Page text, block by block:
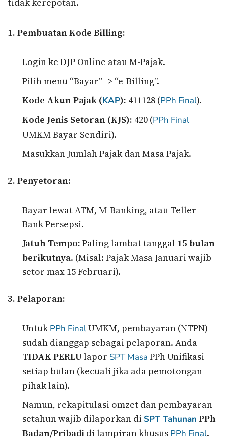
1. Pembuatan Kode Billing:
Login ke DJP Online atau M-Pajak.
Pilih menu “Bayar” -> “e-Billing”.
Kode Akun Pajak (KAP): 411128 (PPh Final).
Kode Jenis Setoran (KJS): 420 (PPh Final
UMKM Bayar Sendiri).
Masukkan Jumlah Pajak dan Masa Pajak.
2. Penyetoran:
Bayar lewat ATM, M-Banking, atau Teller
Bank Persepsi.
Jatuh Tempo: Paling lambat tanggal 15 bulan
berikutnya. (Misal: Pajak Masa Januari wajib
setor max 15 Februari).
3. Pelaporan:
UntukPPh FinalUMKM, pembayaran (NTPN)
sudah dianggap sebagai pelaporan. Anda
TIDAK PERLUlapor SPT Masa PPh Unifikasi
setiap bulan (kecuali jika ada pemotongan
pihak lain).
Namun, rekapitulasi omzet dan pembayaran
setahun wajib dilaporkan di SPT Tahunan PPh
Badan/Pribadi di lampiran khusus PPh Final.